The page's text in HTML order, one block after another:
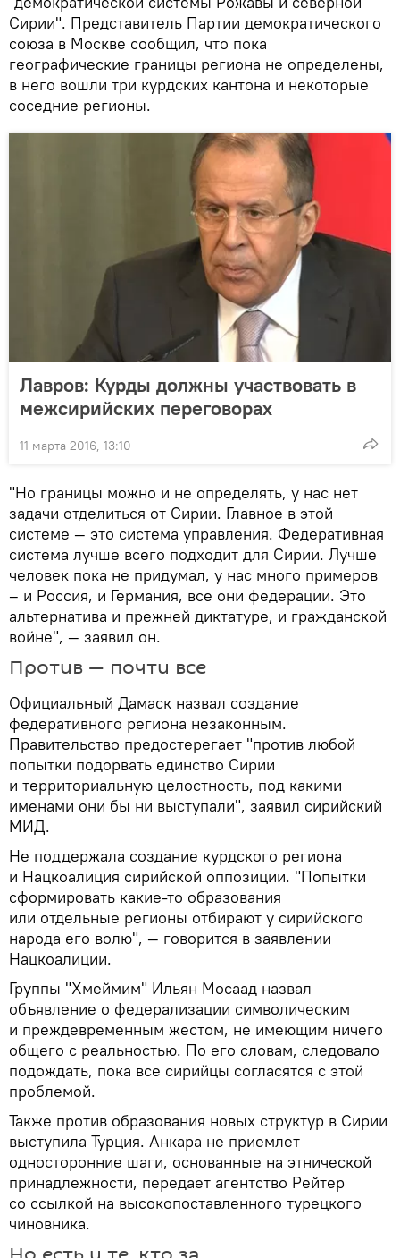
Сирии". Представитель Партии демократического
союза в Москве сообщил, что пока
географические границы региона не определены,
в него вошли три курдских кантона и некоторые
соседние регионы.
Лавров: Курды должны участвовать в
межсирийских переговорах
11 марта 2016, 13:10
"Но границы можно и не определять, у нас нет
задачи отделиться от Сирии. Главное в этой
системе — это система управления. Федеративная
система лучше всего подходит для Сирии. Лучше
человек пока не придумал, у нас много примеров
– и Россия, и Германия, все они федерации. Это
альтернатива и прежней диктатуре, и гражданской
войне", — заявил он.
Против — почти все
Официальный Дамаск назвал создание
федеративного региона незаконным.
Правительство предостерегает "против любой
попытки подорвать единство Сирии
и территориальную целостность, под какими
именами они бы ни выступали", заявил сирийский
МИД.
Не поддержала создание курдского региона
и Нацкоалиция сирийской оппозиции. "Попытки
сформировать какие-то образования
или отдельные регионы отбирают у сирийского
народа его волю", — говорится в заявлении
Нацкоалиции.
Группы "Хмеймим" Ильян Мосаад назвал
объявление о федерализации символическим
и преждевременным жестом, не имеющим ничего
общего с реальностью. По его словам, следовало
подождать, пока все сирийцы согласятся с этой
проблемой.
Также против образования новых структур в Сирии
выступила Турция. Анкара не приемлет
односторонние шаги, основанные на этнической
принадлежности, передает агентство Рейтер
со ссылкой на высокопоставленного турецкого
чиновника.